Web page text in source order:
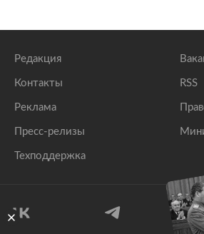
Редакция
Контакты
Реклама
Пресс-релизы
Техподдержка
RSS